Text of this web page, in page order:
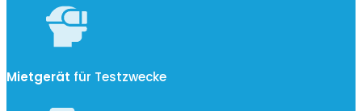
Mietgerät für Testzwecke